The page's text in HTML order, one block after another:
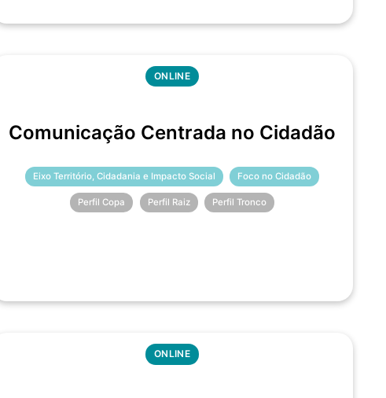
ONLINE
Comunicação Centrada no Cidadão
Eixo Território, Cidadania e Impacto Social Foco no Cidadão
Perfil Copa Perfil Raiz Perfil Tronco
ONLINE